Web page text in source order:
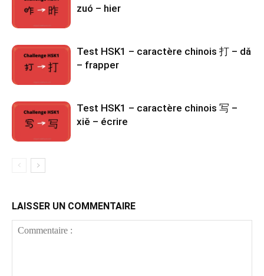
zuó – hier
Test HSK1 – caractère chinois 打 – dǎ
– frapper
Test HSK1 – caractère chinois 写 –
xiě – écrire
LAISSER UN COMMENTAIRE